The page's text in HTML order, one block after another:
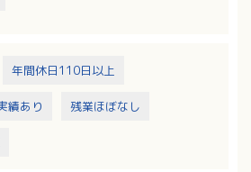
年間休日110日以上
績あり 残業ほぼなし